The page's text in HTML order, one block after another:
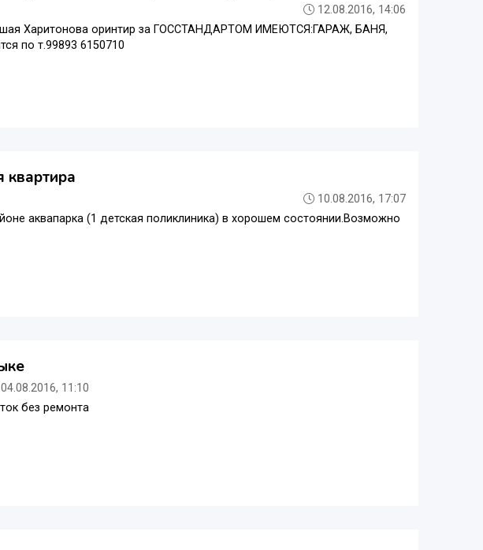
12.08.2016, 14:06
Харитонова оринтир за ГОССТАНДАРТОМ ИМЕЮТСЯ:ГАРАЖ, БАНЯ,
по т.99893 6150710
квартира
10.08.2016, 17:07
аквапарка (1 детская поликлиника) в хорошем состоянии.Возможно
04.08.2016, 11:10
без ремонта